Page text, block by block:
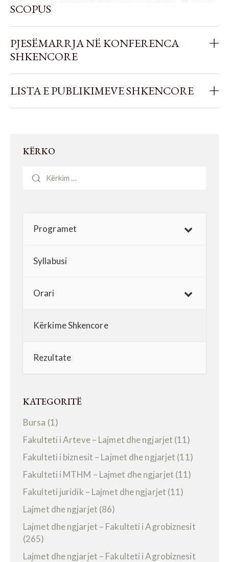
SCOPUS
PJESËMARRJA NË KONFERENCA
SHKENCORE
LISTA E PUBLIKIMEVE SHKENCORE
KËRKO
Programet
Syllabusi
Orari
Kërkime Shkencore
Rezultate
KATEGORITË
Bursa (1)
Fakulteti i Arteve – Lajmet dhe ngjarjet (11)
Fakulteti i biznesit – Lajmet dhe ngjarjet (11)
Fakulteti i MTHM – Lajmet dhe ngjarjet (11)
Fakulteti juridik – Lajmet dhe ngjarjet (11)
Lajmet dhe ngjarjet (86)
Lajmet dhe ngjarjet – Fakulteti i Agrobiznesit
(265)
Lajmet dhe ngjarjet – Fakulteti i Agrobiznesit